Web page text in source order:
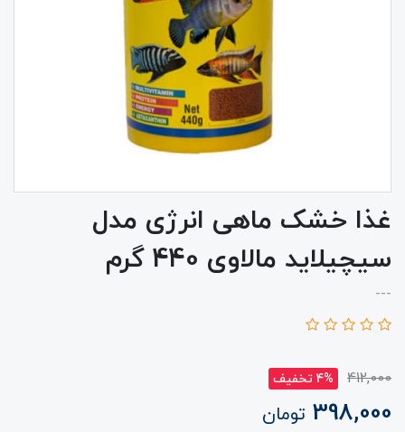
غذا خشک ماهی انرژی مدل
سیچیلاید مالاوی 440 گرم
---
412,000 4% تخفیف
398,000 تومان